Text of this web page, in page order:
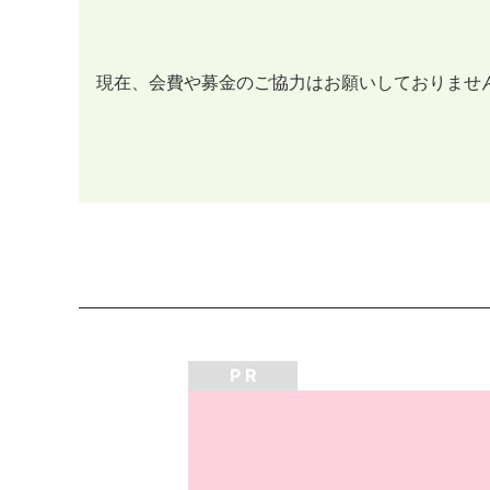
現在、会費や募金のご協力はお願いしておりませ
P R